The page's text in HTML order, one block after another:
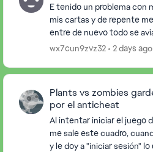
E tenido un problema con
mis cartas y de repente
entre de nuevo todo se
cartas y heroes avian
wx7cun9zvz32 2 days ago
Plants vs zombies
por el anticheat
Al intentar iniciar el juego
me sale este cuadro,
y le doy a "iniciar sesión"